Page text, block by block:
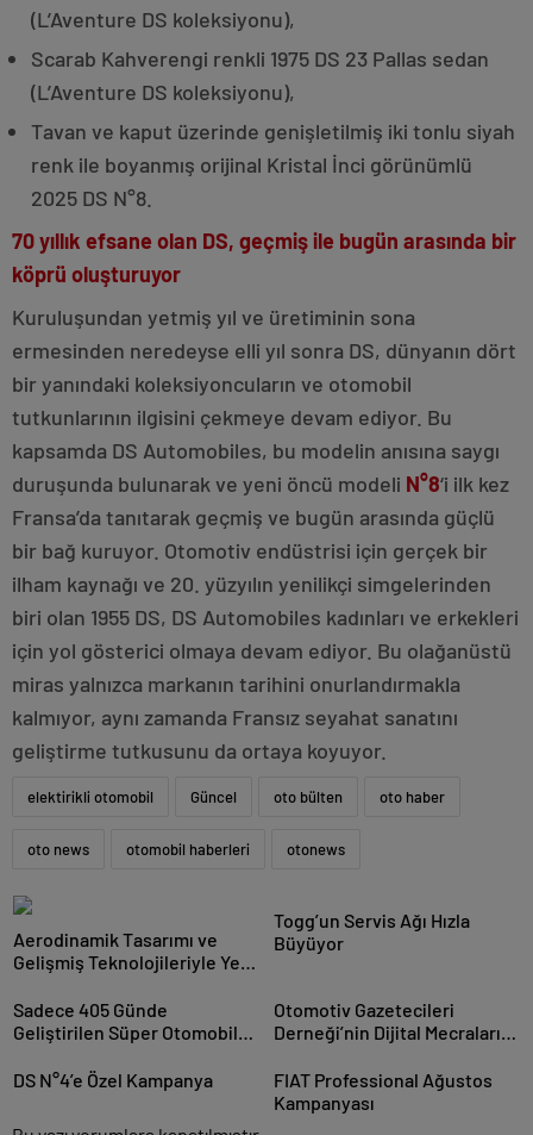
(L’Aventure DS koleksiyonu),
Scarab Kahverengi renkli 1975 DS 23 Pallas sedan
(L’Aventure DS koleksiyonu),
Tavan ve kaput üzerinde genişletilmiş iki tonlu siyah
renk ile boyanmış orijinal Kristal İnci görünümlü
2025 DS N°8.
70 yıllık efsane olan DS, geçmiş ile bugün arasında bir
köprü oluşturuyor
Kuruluşundan yetmiş yıl ve üretiminin sona
ermesinden neredeyse elli yıl sonra DS, dünyanın dört
bir yanındaki koleksiyoncuların ve otomobil
tutkunlarının ilgisini çekmeye devam ediyor. Bu
kapsamda DS Automobiles, bu modelin anısına saygı
duruşunda bulunarak ve yeni öncü modeli N°8‘i ilk kez
Fransa’da tanıtarak geçmiş ve bugün arasında güçlü
bir bağ kuruyor. Otomotiv endüstrisi için gerçek bir
ilham kaynağı ve 20. yüzyılın yenilikçi simgelerinden
biri olan 1955 DS, DS Automobiles kadınları ve erkekleri
için yol gösterici olmaya devam ediyor. Bu olağanüstü
miras yalnızca markanın tarihini onurlandırmakla
kalmıyor, aynı zamanda Fransız seyahat sanatını
geliştirme tutkusunu da ortaya koyuyor.
elektirikli otomobil Güncel oto bülten oto haber
oto news otomobil haberleri otonews
Aerodinamik Tasarımı ve
Gelişmiş Teknolojileriyle Yeni
Togg’un Servis Ağı Hızla
Büyüyor
Sadece 405 Günde
Geliştirilen Süper Otomobil:
Otomotiv Gazetecileri
Derneği’nin Dijital Mecraları
DS N°4’e Özel Kampanya
FIAT Professional Ağustos
Kampanyası